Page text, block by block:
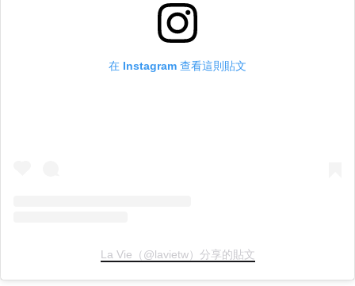
在 Instagram 查看這則貼文
La Vie（@lavietw）分享的貼文